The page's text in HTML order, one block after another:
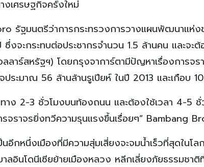
เศรษฐกิจครั้งใหม่
รัฐมนตรีว่าการกระทรวงการวางแผนพัฒนาแห่ง
งจะกระทบต่อประชากรจำนวน 1.5 ล้านคน และจะ
ลาร์สหรัฐฯ) โดยกรุงจาการ์ตามีปัญหาเรื่องการจร
ระมาณ 56 ล้านล้านรูเปียห์ ในปี 2013 และเกือบ
ทาง 2-3 ชั่วโมงบนท้องถนน และต้องใช้เวลา 4-5
จราจรยิ่งทวีความรุนแรงขึ้นเรื่อยๆ” Bambang
อีกหนึ่งเมืองที่มีความสุ่มเสี่ยงจะจมน้ำเร็วที่สุดในโ
ลอินโดนีเซียย้ายเมืองหลวง หลีกเลี่ยงภัยธรรมชา